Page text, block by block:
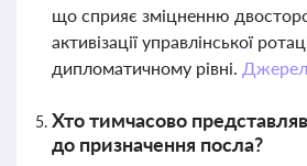
що сприяє зміцненню
активізації управлінської
дипломатичному рівні.
Хто тимчасово представляв
до призначення посла?